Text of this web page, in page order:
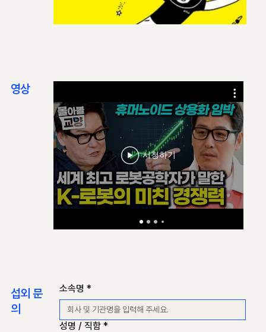
영상
시청하기
섭외 문
의
소속명 *
성명 / 직함 *